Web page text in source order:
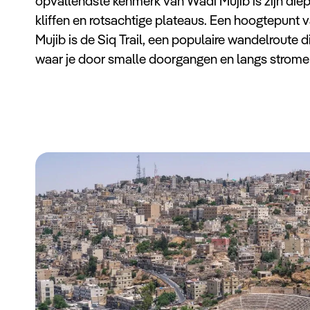
kliffen en rotsachtige plateaus. Een hoogtepunt
Mujib is de Siq Trail, een populaire wandelroute
waar je door smalle doorgangen en langs